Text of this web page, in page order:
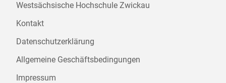
Westsächsische Hochschule Zwickau
Kontakt
Datenschutzerklärung
Allgemeine Geschäftsbedingungen
Impressum